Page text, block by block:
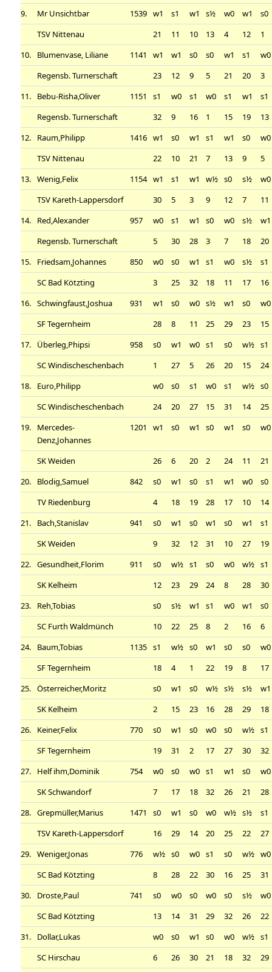
9.
Mr Unsichtbar 1539 w1 s1 w1 s½ w0 w1
s0
TSV Nittenau
21 11 10 13 4 12
1
10.
Blumenvase, Liliane 1141 w1 w1 s0 s0 w1 s1
w0
Regensb. Turnerschaft
23 12 9 5 21 20
3
11.
Bebu-Risha,Oliver 1151 s1 w0 s1 w0 s1 w1
s1
Regensb. Turnerschaft
32 9 16 1 15 19
13
12.
Raum,Philipp 1416 w1 s0 w1 s1 w1 s0
w0
TSV Nittenau
22 10 21 7 13 9
5
13. Wenig,Felix 1154 w1 s1 w1 w½ s0 s½
w0
TSV Kareth-Lappersdorf
30 5 3 9 12 7
11
14.
Red,Alexander 957 w0 s1 w1 s0 w0 s½
w1
Regensb. Turnerschaft
5 30 28 3 7 18
20
15.
Friedsam,Johannes 850 w0 s0 w1 s1 w0 s½
s1
SC Bad Kötzting
3 25 32 18 11 17
16
16. Schwingfaust,Joshua 931 w1 s0 w0 s½ w1 s0
w0
SF Tegernheim
28 8 11 25 29 23
15
17.
Überleg,Phipsi 958 s0 w1 w0 s1 s0 w½ s1
SC Windischeschenbach
1 27 5 26 20 15
24
18.
Euro,Philipp w0 s0 s1 w0 s1 w½ s0
SC Windischeschenbach
24 20 27 15 31 14
25
19.
Mercedes-
Denz,Johannes
1201 w1 s0 w1 s0 w1 s0 w0
SK Weiden 26 6 20 2 24 11
21
20.
Blodig,Samuel 842 s0 w1 s0 s1 w1 w0
s0
TV Riedenburg
4 18 19 28 17 10
14
21.
Bach,Stanislav 941 s0 w1 s0 w1 s0 w1
s1
SK Weiden
9 32 12 31 10 27
19
22. Gesundheit,Florim 911 s0 w½ s1 s0 w0 w½ s1
SK Kelheim
12 23 29 24 8 28
30
23.
Reh,Tobias s0 s½ w1 s1 w0 w1
s0
SC Furth Waldmünch
10 22 25 8 2 16
6
24.
Baum,Tobias 1135 s1 w½ s0 w1 s0 s0
w0
SF Tegernheim
18 4 1 22 19 8
17
25. Österreicher,Moritz s0 w1 s0 w½ s½ s½
w1
SK Kelheim
2 15 23 16 28 29
18
26.
Keiner,Felix 770 s0 w1 s0 w0 s0 w½ s1
SF Tegernheim
19 31 2 17 27 30
32
27.
Helf ihm,Dominik 754 w0 s0 w0 s1 w1 s0
w0
SK Schwandorf
7 17 18 32 26 21
28
28. Grepmüller,Marius 1471 s0 w1 s0 w0 w½ s½
s1
TSV Kareth-Lappersdorf
16 29 14 20 25 22
27
29. Weniger,Jonas 776 w½ s0 w0 s1 s0 w½ w0
SC Bad Kötzting
8 28 22 30 16 25
31
30.
Droste,Paul 741 s0 w0 s0 w0 s0 s½
w0
SC Bad Kötzting
13 14 31 29 32 26
22
31.
Dollar,Lukas w0 s0 w1 s0 w0 w½ s1
SC Hirschau
6 26 30 21 18 32 29